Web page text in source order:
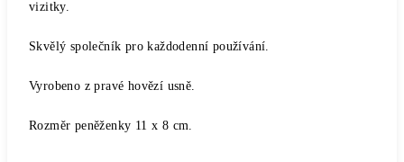
vizitky.
Skvělý společník pro každodenní používání.
Vyrobeno z pravé hovězí usně.
Rozměr peněženky 11 x 8 cm.